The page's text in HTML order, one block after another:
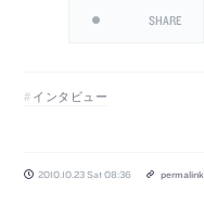
SHARE
インタビュー
2010.10.23 Sat 08:36 permalink